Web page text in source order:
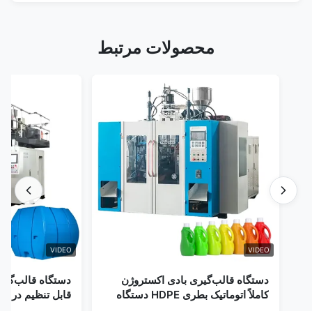
محصولات مرتبط
VIDEO
دستگاه قالب‌گیری بادی اکستروژن
کاملاً اتوماتیک بطری HDPE دستگاه
VIDEO
دستگاه قالب‌گیری